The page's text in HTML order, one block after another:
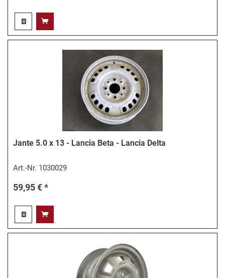
Jante 5.0 x 13 - Lancia Beta - Lancia Delta
Art.-Nr. 1030029
59,95 € *